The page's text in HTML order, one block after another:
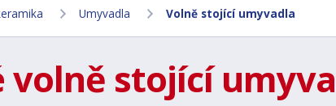
Umyvadla Volně stojící umyvadla
volně stojící